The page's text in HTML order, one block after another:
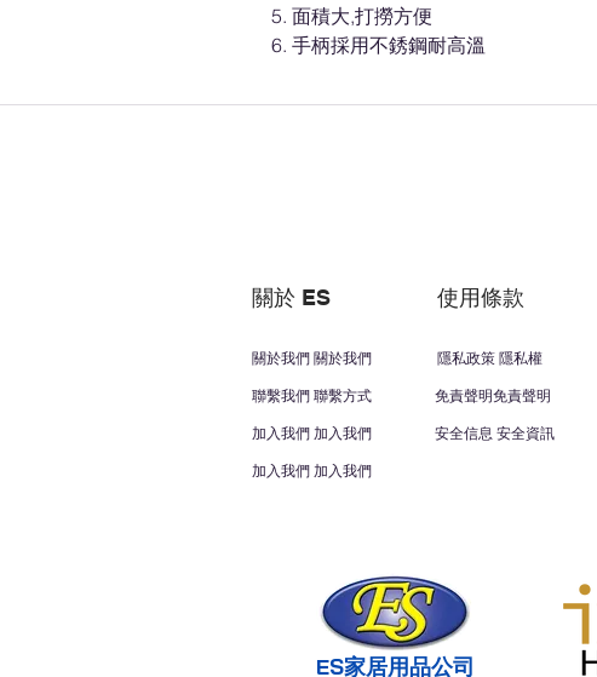
面積大,打撈方便
手柄採用不銹鋼耐高溫
關於 ES 使用條款
關於我們 關於我們
聯繫我們 聯繫方式
加入我們 加入我們
隱私政策 隱私權
免責聲明免責聲明
安全信息 安全資訊
加入我們 加入我們
ES家居用品公司